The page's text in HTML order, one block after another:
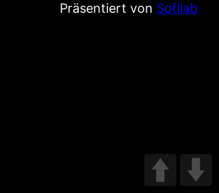
Präsentiert von Sofilab